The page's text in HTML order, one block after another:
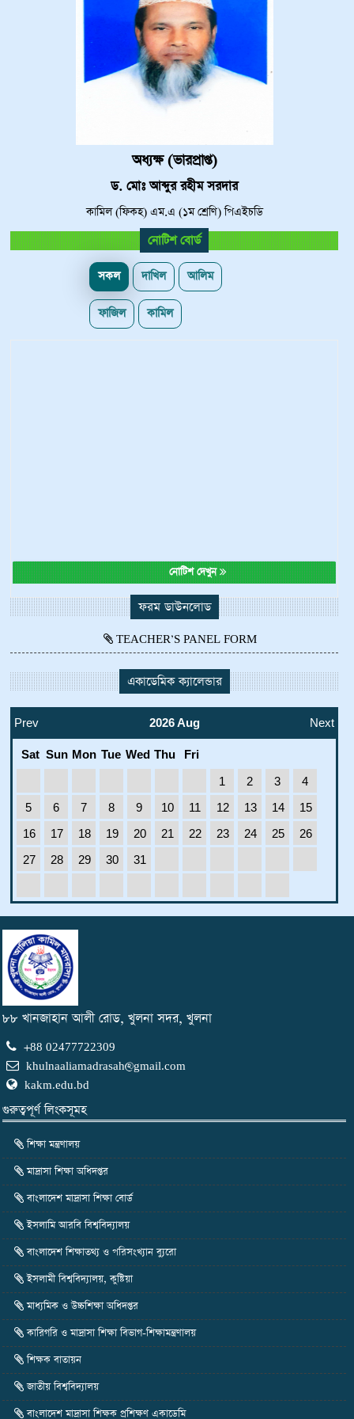
অধ্যক্ষ (ভারপ্রাপ্ত)
ড. মোঃ আব্দুর রহীম সরদার
কামিল (ফিকহ) এম.এ (১ম শ্রেণি) পিএইচডি
নোটিশ বোর্ড
সকল দাখিল আলিম
ফাজিল কামিল
1
JAN
1970
নতুনকুঁড়ি স্পোটর্স - ২০২৬
1
JAN
1970
নতুনকুঁড়ি স্পোটর্স - ২০২৬
JAN
ইএফটি ফরম পূরণ সংক্রান্ত
18
FEB
2025
মহান শহীদ দিবস ও আন্তর্জাতিক মাতৃভাষা দিবস -২০২৫
17
DEC
2024
DEC
2024
২০২৫ শিক্ষাবর্ষে ভর্তি চলছে
11
DEC
2024
মহান বিজয় দিবস -২০২৪
নোটিশ দেখুন
ফরম ডাউনলোড
TEACHER’S PANEL FORM
একাডেমিক ক্যালেন্ডার
Prev 2026 Aug Next
Sat Sun Mon Tue Wed Thu
Fri
1
2 3
4
5
6 7 8 9 10 11 12 13 14
15
16
17 18 19 20 21 22 23 24 25
26
27
28 29 30 31
৮৮ খানজাহান আলী রোড, খুলনা সদর, খুলনা
+88 02477722309
khulnaaliamadrasah@gmail.com
kakm.edu.bd
গুরুত্বপূর্ণ লিংকসূমহ
শিক্ষা মন্ত্রণালয়
মাদ্রাসা শিক্ষা অধিদপ্তর
বাংলাদেশ মাদ্রাসা শিক্ষা বোর্ড
ইসলামি আরবি বিশ্ববিদ্যালয়
বাংলাদেশ শিক্ষাতথ্য ও পরিসংখ্যান ব্যুরো
ইসলামী বিশ্ববিদ্যালয়, কুষ্টিয়া
মাধ্যমিক ও উচ্চশিক্ষা অধিদপ্তর
কারিগরি ও মাদ্রাসা শিক্ষা বিভাগ-শিক্ষামন্ত্রণালয়
শিক্ষক বাতায়ন
জাতীয় বিশ্ববিদ্যালয়
বাংলাদেশ মাদ্রাসা শিক্ষক প্রশিক্ষণ একাডেমি